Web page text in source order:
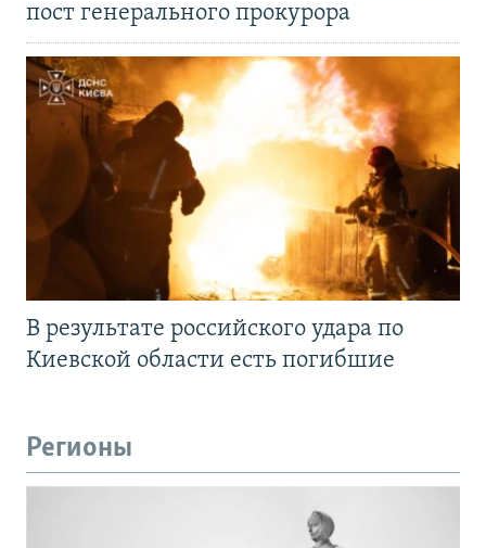
пост генерального прокурора
В результате российского удара по
Киевской области есть погибшие
Регионы